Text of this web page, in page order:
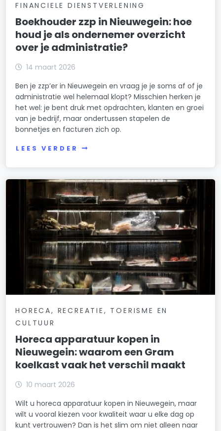
FINANCIELE DIENSTVERLENING
Boekhouder zzp in Nieuwegein: hoe
houd je als ondernemer overzicht
over je administratie?
14 maart 2026
Ben je zzp’er in Nieuwegein en vraag je je soms af of je
administratie wel helemaal klopt? Misschien herken je
het wel: je bent druk met opdrachten, klanten en groei
van je bedrijf, maar ondertussen stapelen de
bonnetjes en facturen zich op.
LEES VERDER
HORECA, RECREATIE, TOERISME EN
CULTUUR
Horeca apparatuur kopen in
Nieuwegein: waarom een Gram
koelkast vaak het verschil maakt
10 maart 2026
Wilt u horeca apparatuur kopen in Nieuwegein, maar
wilt u vooral kiezen voor kwaliteit waar u elke dag op
kunt vertrouwen? Dan is het slim om niet alleen naar